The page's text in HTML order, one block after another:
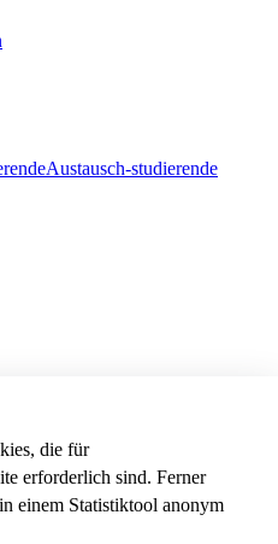
die für
erforderlich sind. Ferner
einem Statistiktool anonym
Austausch-studierende